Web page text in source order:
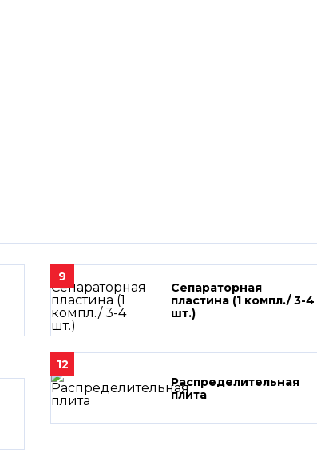
9
Сепараторная
пластина (1 компл./ 3-4
шт.)
12
Распределительная
плита